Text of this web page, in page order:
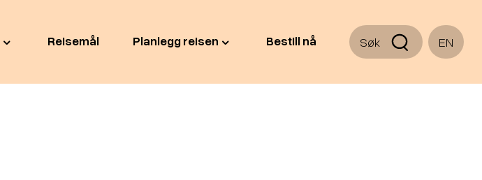
Reisemål Planlegg reisen Bestill nå Søk EN